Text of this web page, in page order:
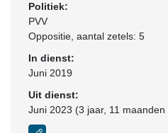
Politiek:
PVV
Oppositie , aantal zetels: 5
In dienst:
Juni 2019
Uit dienst:
Juni 2023 (3 jaar, 11